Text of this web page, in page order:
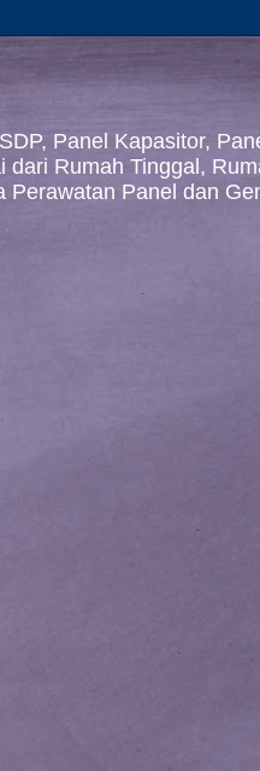
Panel Kapasitor,
Rumah Tinggal,
Perawatan Panel dan